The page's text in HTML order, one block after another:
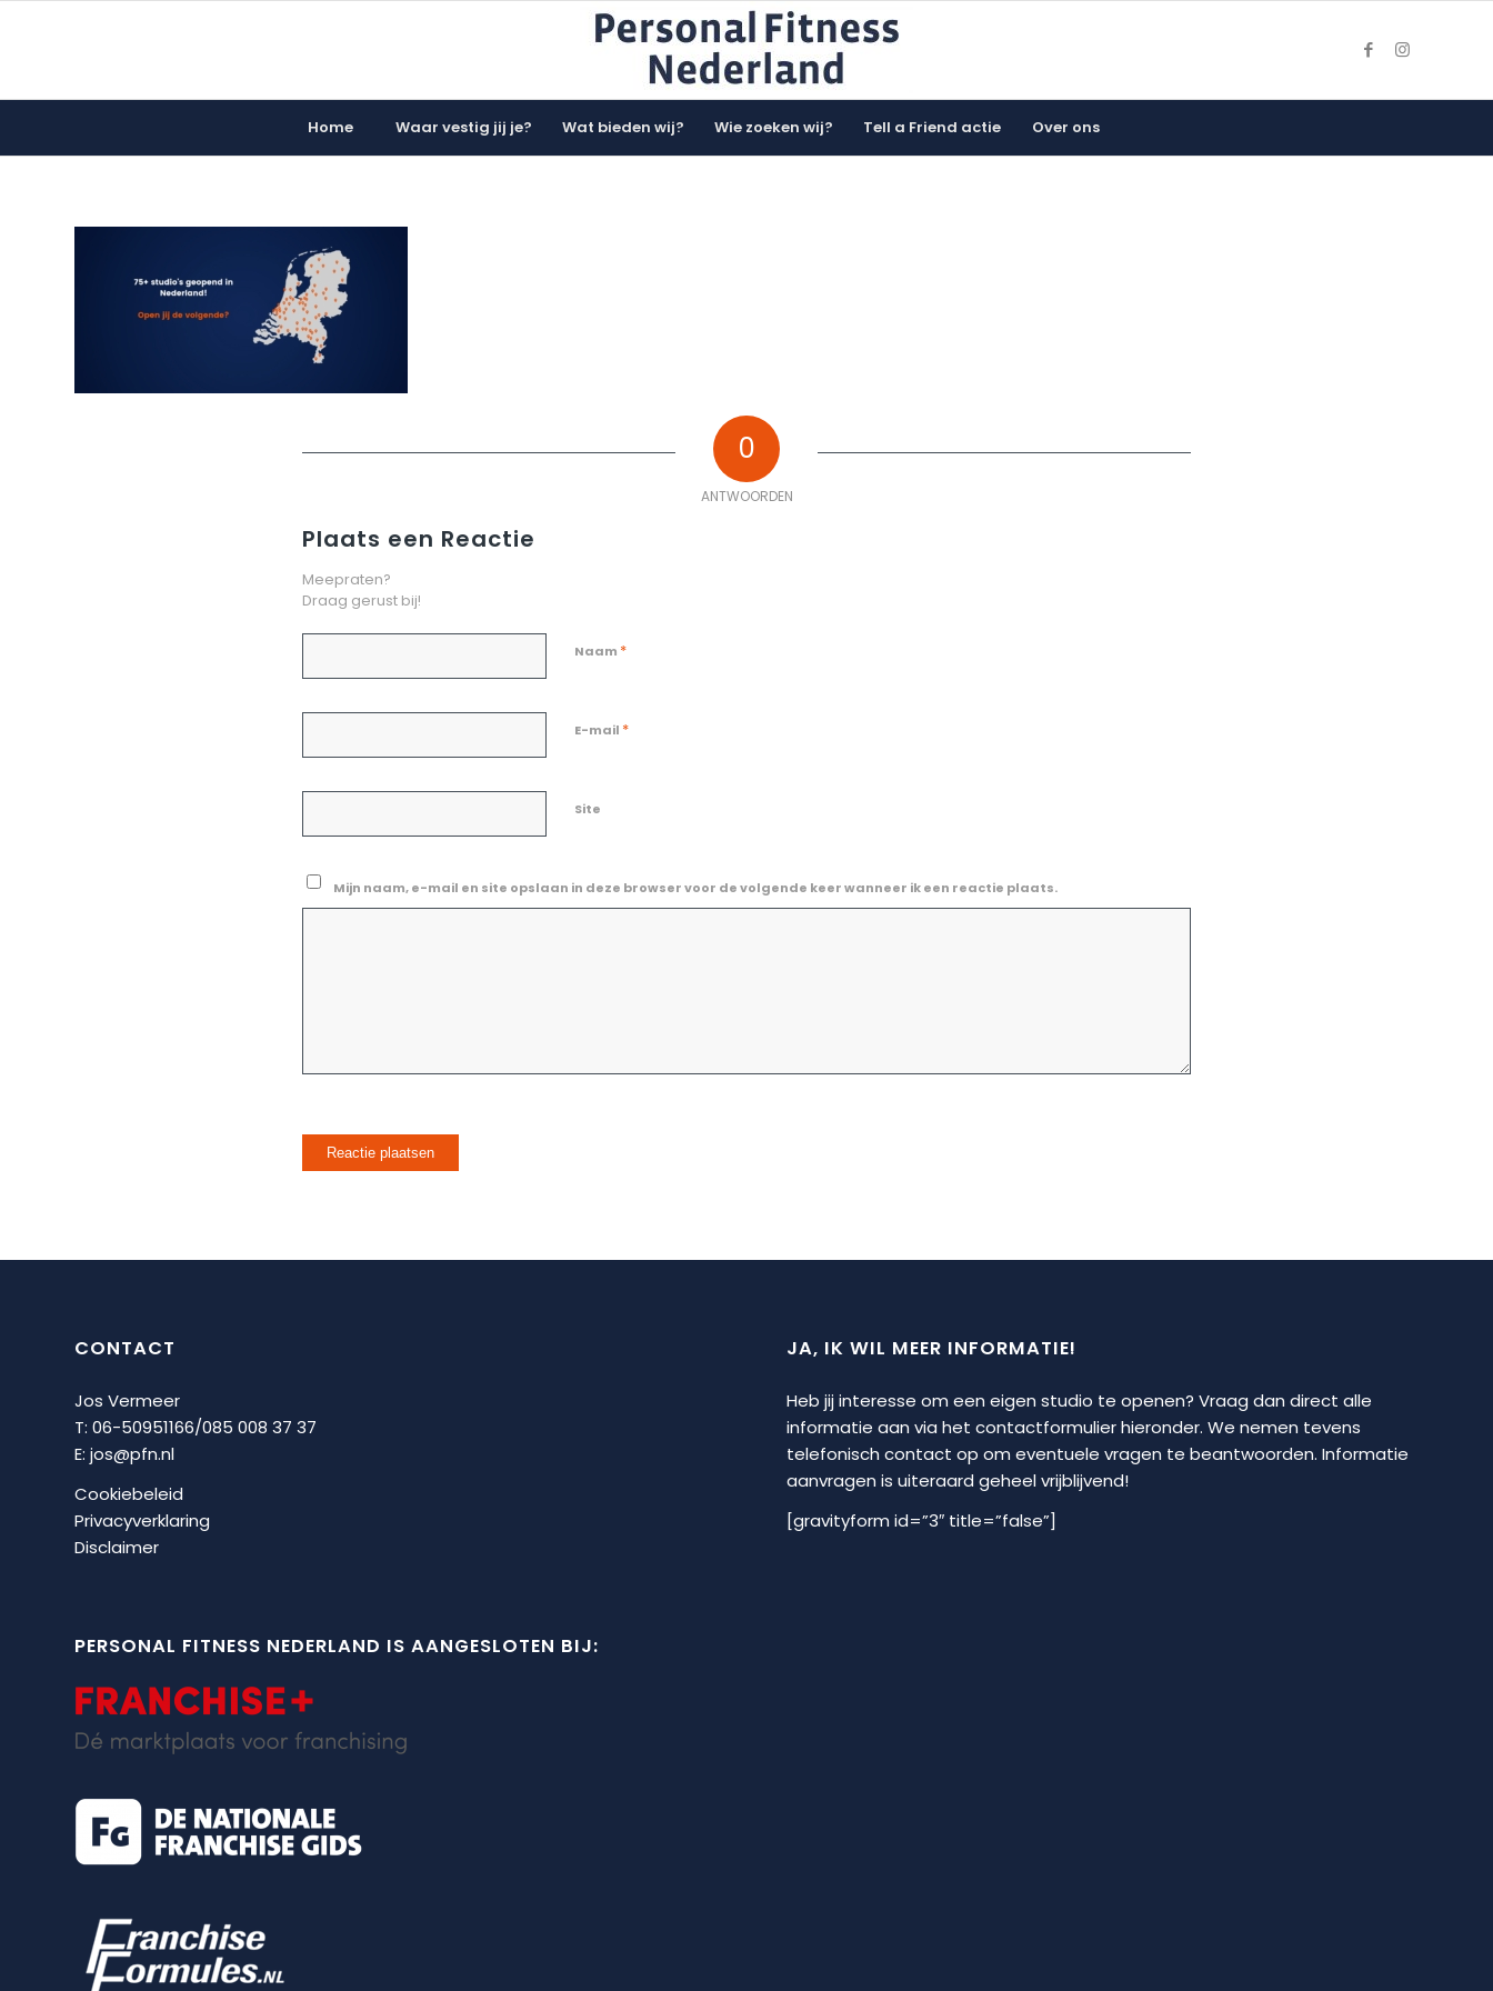
Home Waar vestig jij je? Wat bieden wij? Wie zoeken wij? Tell a Friend actie Over ons
0
ANTWOORDEN
Plaats een Reactie
Meepraten?
Draag gerust bij!
Naam *
E-mail *
Site
Mijn naam, e-mail en site opslaan in deze browser voor de volgende keer wanneer ik een reactie plaats.
CONTACT
Jos Vermeer
T: 06-50951166/085 008 37 37
E: jos@pfn.nl
Cookiebeleid
Privacyverklaring
Disclaimer
PERSONAL FITNESS NEDERLAND IS AANGESLOTEN BIJ:
JA, IK WIL MEER INFORMATIE!
Heb jij interesse om een eigen studio te openen? Vraag dan direct alle
informatie aan via het contactformulier hieronder. We nemen tevens
telefonisch contact op om eventuele vragen te beantwoorden. Informatie
aanvragen is uiteraard geheel vrijblijvend!
[gravityform id=”3″ title=”false”]